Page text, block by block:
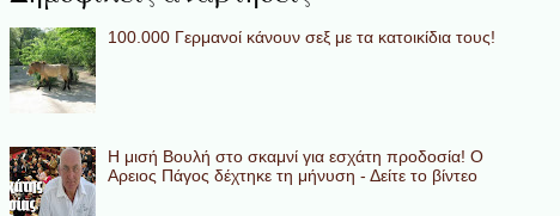
100.000 Γερμανοί κάνουν σεξ με τα κατοικίδια τους!
Η μισή Βουλή στο σκαμνί για εσχάτη προδοσία! Ο
Αρειος Πάγος δέχτηκε τη μήνυση - Δείτε το βίντεο